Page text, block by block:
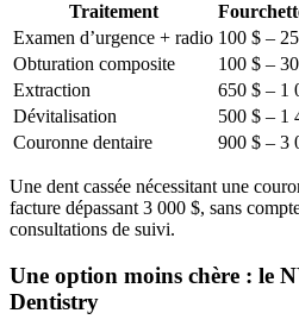
Traitement
Examen d’urgence + radio 100 $ –
Obturation composite
100 $ –
Extraction
650 $ – 1
Dévitalisation
500 $ – 1
Couronne dentaire
900 $ – 3
Une dent cassée nécessitant une
facture dépassant 3 000 $, sans
consultations de suivi.
Une option moins chère : le
Dentistry